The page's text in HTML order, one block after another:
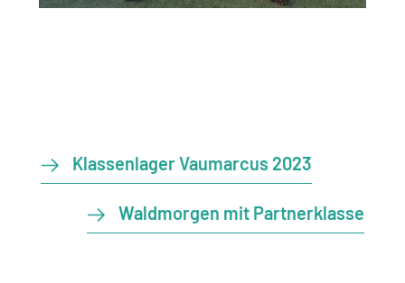
Klassenlager Vaumarcus 2023
Waldmorgen mit Partnerklasse